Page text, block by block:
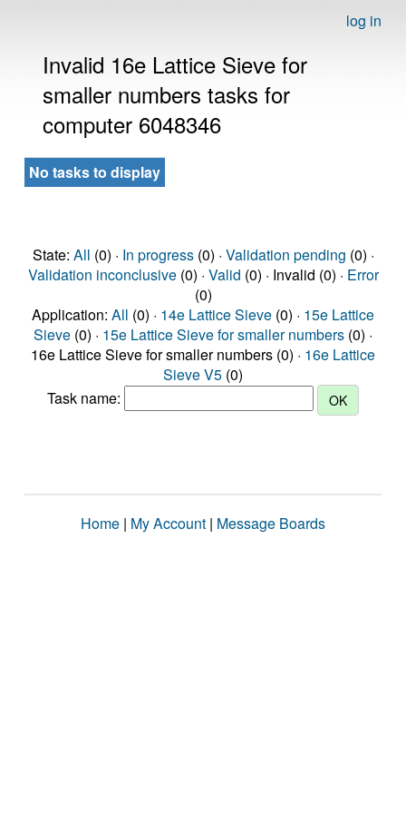
log in
Invalid 16e Lattice Sieve for
smaller numbers tasks for
computer 6048346
No tasks to display
State: All (0) · In progress(0) · Validation pending (0) ·
Validation inconclusive(0) · Valid (0) · Invalid (0) · Error
(0)
Application: All (0) · 14e Lattice Sieve (0) · 15e Lattice
Sieve (0) · 15e Lattice Sieve for smaller numbers (0) ·
16e Lattice Sieve for smaller numbers (0) · 16e Lattice
Sieve V5 (0)
Task name:
Home | My Account | Message Boards